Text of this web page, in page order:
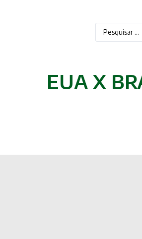
EUA X